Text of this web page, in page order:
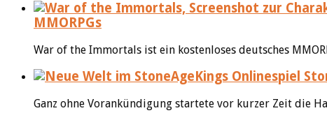
MMORPGs
War of the Immortals ist ein kostenloses deutsches
Ganz ohne Vorankündigung startete vor kurzer Zeit die